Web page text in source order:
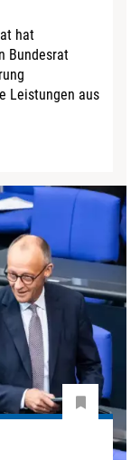
hat
Bundesrat
Leistungen aus